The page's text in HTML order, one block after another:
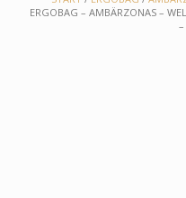
ERGOBAG – AMBÄRZONAS –